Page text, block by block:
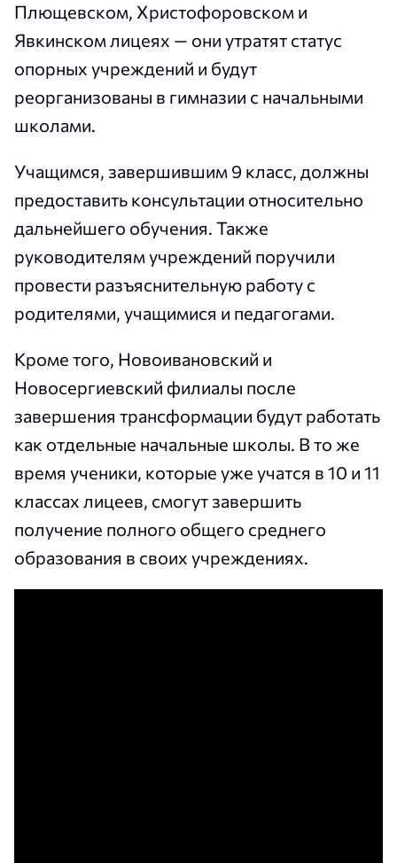
Плющевском, Христофоровском и
Явкинском лицеях — они утратят статус
опорных учреждений и будут
реорганизованы в гимназии с начальными
школами.
Учащимся, завершившим 9 класс, должны
предоставить консультации относительно
дальнейшего обучения. Также
руководителям учреждений поручили
провести разъяснительную работу с
родителями, учащимися и педагогами.
Кроме того, Новоивановский и
Новосергиевский филиалы после
завершения трансформации будут работать
как отдельные начальные школы. В то же
время ученики, которые уже учатся в 10 и 11
классах лицеев, смогут завершить
получение полного общего среднего
образования в своих учреждениях.